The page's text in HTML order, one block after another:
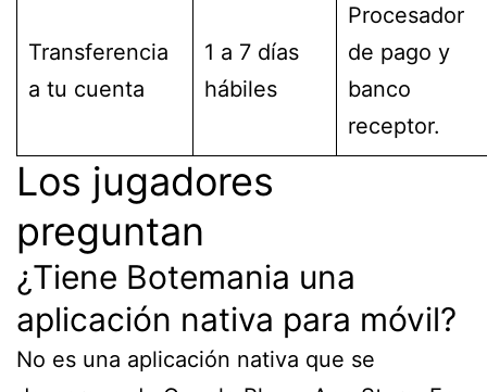
Transferencia
a tu cuenta
1 a 7 días
hábiles
Procesador
de pago y
banco
receptor.
Los jugadores
preguntan
¿Tiene Botemania una
aplicación nativa para móvil?
No es una aplicación nativa que se